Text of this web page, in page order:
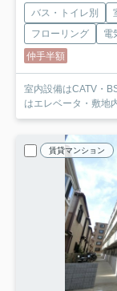
バス・トイレ別
フローリング
電
仲手半額
室内設備はCATV・
はエレベータ・敷地
賃貸マンション